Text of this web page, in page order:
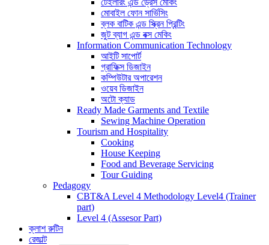
টেইলরিং এন্ড ড্রেস মেকিং
মোবাইল ফোন সার্ভিসিং
ব্লক বাটিক এন্ড স্ক্রিন প্রিন্টিং
জুট ব্যাগ এন্ড বক্স মেকিং
Information Communication Technology
আইটি সাপোর্ট
গ্রাফিক্স ডিজাইন
কম্পিউটার অপারেশন
ওয়েব ডিজাইন
অটো ক্যাড
Ready Made Garments and Textile
Sewing Machine Operation
Tourism and Hospitality
Cooking
House Keeping
Food and Beverage Servicing
Tour Guiding
Pedagogy
CBT&A Level 4 Methodology Level4 (Trainer
part)
Level 4 (Assesor Part)
ক্লাশ রুটিন
রেজাল্ট